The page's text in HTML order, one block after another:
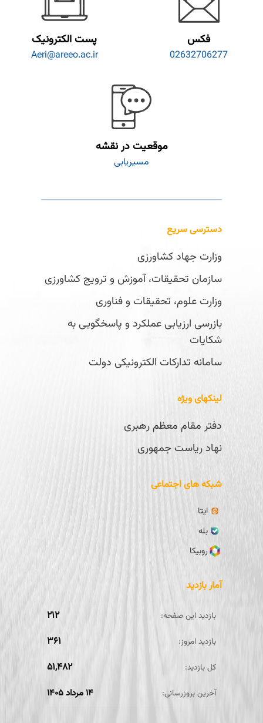
فکس
02632706277
پست الکترونیک
Aeri@areeo.ac.ir
موقعیت در نقشه
مسیریابی
دسترسی سریع
وزارت جهاد کشاورزی
سازمان تحقیقات، آموزش و ترویج کشاورزی
وزارت علوم، تحقیقات و فناوری
بازرسی ارزیابی عملکرد و پاسخگویی به
شکایات
سامانه تدارکات الکترونیکی دولت
لینکهای ویژه
دفتر مقام معظم رهبری
نهاد ریاست جمهوری
شبکه های اجتماعی
ایتا
بله
روبیکا
آمار بازدید
بازدید این صفحه: ۲۱۲
بازدید امروز: ۳۶۱
کل بازدید: ۵۱,۴۸۲
آخرین بروزرسانی: ۱۴ مرداد ۱۴۰۵